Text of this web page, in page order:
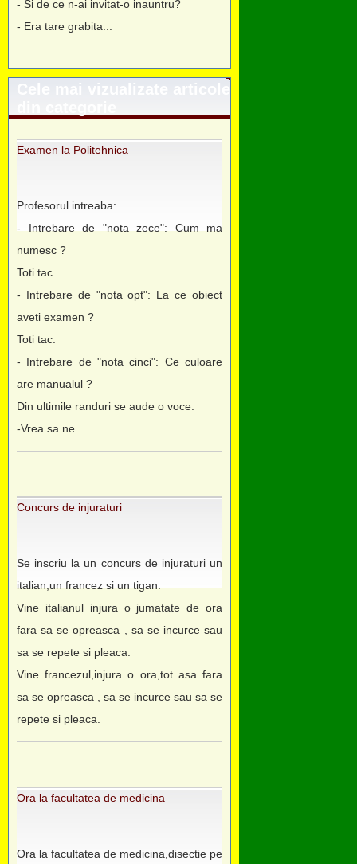
- Si de ce n-ai invitat-o inauntru?
- Era tare grabita...
Cele mai vizualizate articole
Examen la Politehnica
Profesorul intreaba:
- Intrebare de "nota zece": Cum ma
numesc ?
Toti tac.
- Intrebare de "nota opt": La ce obiect
aveti examen ?
Toti tac.
- Intrebare de "nota cinci": Ce culoare
are manualul ?
Din ultimile randuri se aude o voce:
-Vrea sa ne .....
Concurs de injuraturi
Se inscriu la un concurs de injuraturi un
italian,un francez si un tigan.
Vine italianul injura o jumatate de ora
fara sa se opreasca , sa se incurce sau
sa se repete si pleaca.
Vine francezul,injura o ora,tot asa fara
sa se opreasca , sa se incurce sau sa se
repete si pleaca.
Ora la facultatea de medicina
Ora la facultatea de medicina,disectie pe